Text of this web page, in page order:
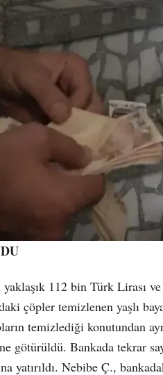
yaklaşık 112 bin Türk Lirası
çöpler temizlenen yaşlı
temizlediği konutundan
götürüldü. Bankada tekrar
yatırıldı. Nebibe Ç.,